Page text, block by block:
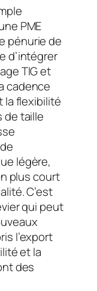
PME
pénurie de
d’intégrer
TIG et
cadence
la flexibilité
de taille
légère,
plus court
C’est
qui peut
l’export
et la
des